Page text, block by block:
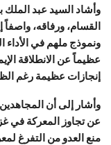
وأشاد السيد عبد الملك
القسام، ورفاقه،
ونموذج ملهم في الأداء
عظيماً عن الانطلاقة
إنجازات عظيمة رغم
وأشار إلى أن
عن تجاوز المعركة في
منع العدو من التفرغ